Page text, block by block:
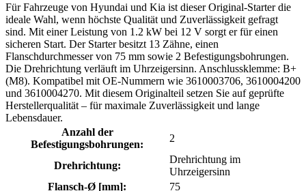
Für Fahrzeuge von Hyundai und Kia ist dieser Original-Starter die
ideale Wahl, wenn höchste Qualität und Zuverlässigkeit gefragt
sind. Mit einer Leistung von 1.2 kW bei 12 V sorgt er für einen
sicheren Start. Der Starter besitzt 13 Zähne, einen
Flanschdurchmesser von 75 mm sowie 2 Befestigungsbohrungen.
Die Drehrichtung verläuft im Uhrzeigersinn. Anschlussklemme: B+
(M8). Kompatibel mit OE-Nummern wie 3610003706, 3610004200
und 3610004270. Mit diesem Originalteil setzen Sie auf geprüfte
Herstellerqualität – für maximale Zuverlässigkeit und lange
Lebensdauer.
Anzahl der
Befestigungsbohrungen:
2
Drehrichtung:
Drehrichtung im
Uhrzeigersinn
Flansch-Ø [mm]:
75